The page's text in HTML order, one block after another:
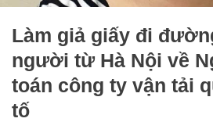
Làm giả giấy đi
người từ Hà Nội về
toán công ty vận tải
tố